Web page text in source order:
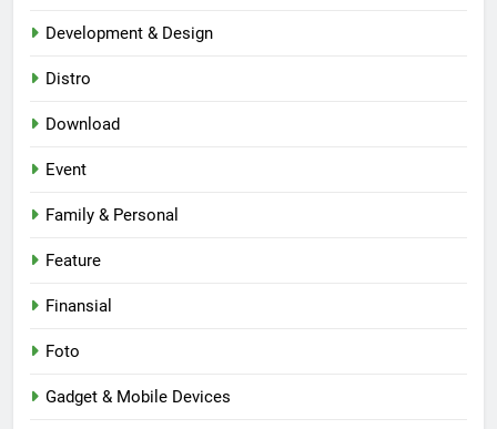
Development & Design
Distro
Download
Event
Family & Personal
Feature
Finansial
Foto
Gadget & Mobile Devices